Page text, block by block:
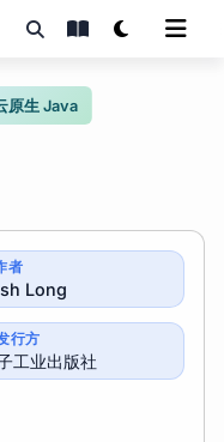
原生 Java
者
Long
行方
工业出版社